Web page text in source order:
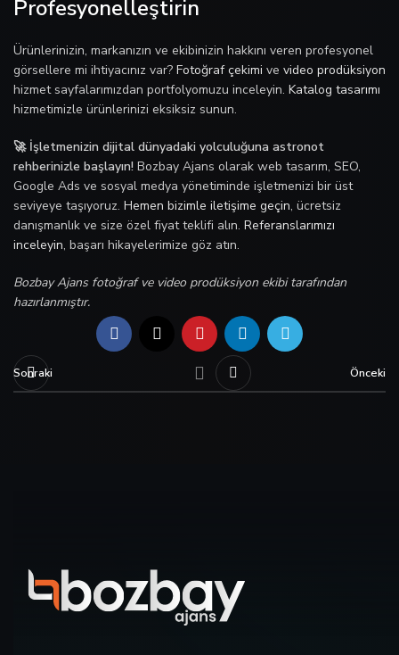
Profesyonelleştirin
Ürünlerinizin, markanızın ve ekibinizin hakkını veren profesyonel
görsellere mi ihtiyacınız var? Fotoğraf çekimi ve video prodüksiyon
hizmet sayfalarımızdan portfolyomuzu inceleyin. Katalog tasarımı
hizmetimizle ürünlerinizi eksiksiz sunun.
🚀 İşletmenizin dijital dünyadaki yolculuğuna astronot
rehberinizle başlayın! Bozbay Ajans olarak web tasarım, SEO,
Google Ads ve sosyal medya yönetiminde işletmenizi bir üst
seviyeye taşıyoruz. Hemen bizimle iletişime geçin, ücretsiz
danışmanlık ve size özel fiyat teklifi alın. Referanslarımızı
inceleyin, başarı hikayelerimize göz atın.
Bozbay Ajans fotoğraf ve video prodüksiyon ekibi tarafından
hazırlanmıştır.
Sonraki Önceki